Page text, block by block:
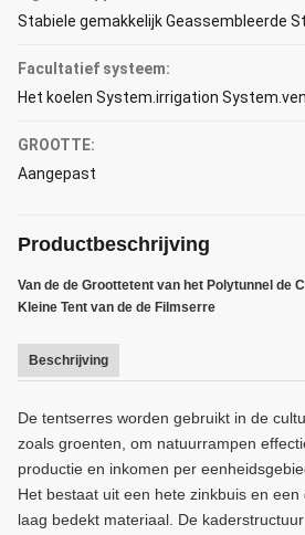
Stabiele gemakkelijk Geassembleerde
Facultatief systeem:
Het koelen System.irrigation
GROOTTE:
Aangepast
Productbeschrijving
Van de de Groottetent van het Polytunnel de
Kleine Tent van de de Filmserre
Beschrijving
De tentserres worden gebruikt in de
zoals groenten, om natuurrampen
productie en inkomen per
Het bestaat uit een hete zinkbuis en
laag bedekt materiaal. De